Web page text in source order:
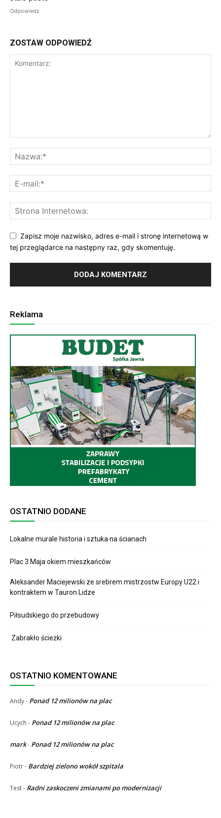
Odpowiedz
ZOSTAW ODPOWIEDŹ
Zapisz moje nazwisko, adres e-mail i stronę internetową w
tej przeglądarce na następny raz, gdy skomentuję.
Reklama
OSTATNIO DODANE
Lokalne murale historia i sztuka na ścianach
Plac 3 Maja okiem mieszkańców
Aleksander Maciejewski ze srebrem mistrzostw Europy U22 i
kontraktem w Tauron Lidze
Piłsudskiego do przebudowy
Zabrakło ścieżki
OSTATNIO KOMENTOWANE
Andy- Ponad 12 milionów na plac
Ucych - Ponad 12 milionów na plac
mark- Ponad 12 milionów na plac
Piotr- Bardziej zielono wokół szpitala
Test- Radni zaskoczeni zmianami po modernizacji